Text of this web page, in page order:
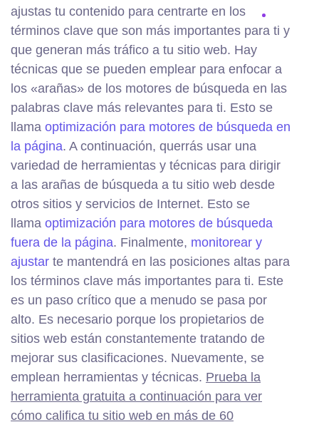
ajustas tu contenido para centrarte en los
términos clave que son más importantes para ti y
que generan más tráfico a tu sitio web. Hay
técnicas que se pueden emplear para enfocar a
los «arañas» de los motores de búsqueda en las
palabras clave más relevantes para ti. Esto se
llama optimización para motores de búsqueda en
la página. A continuación, querrás usar una
variedad de herramientas y técnicas para dirigir
a las arañas de búsqueda a tu sitio web desde
otros sitios y servicios de Internet. Esto se
llama optimización para motores de búsqueda
fuera de la página. Finalmente, monitorear y
ajustar te mantendrá en las posiciones altas para
los términos clave más importantes para ti. Este
es un paso crítico que a menudo se pasa por
alto. Es necesario porque los propietarios de
sitios web están constantemente tratando de
mejorar sus clasificaciones. Nuevamente, se
emplean herramientas y técnicas. Prueba la
herramienta gratuita a continuación para ver
cómo califica tu sitio web en más de 60